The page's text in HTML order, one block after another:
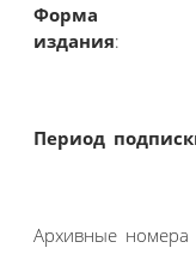
Форма
издания:
Период
Архивные номера